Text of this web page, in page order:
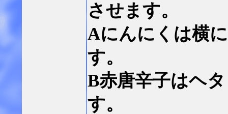
させます。
Aにんにくは横
す。
B赤唐辛子はヘ
す。